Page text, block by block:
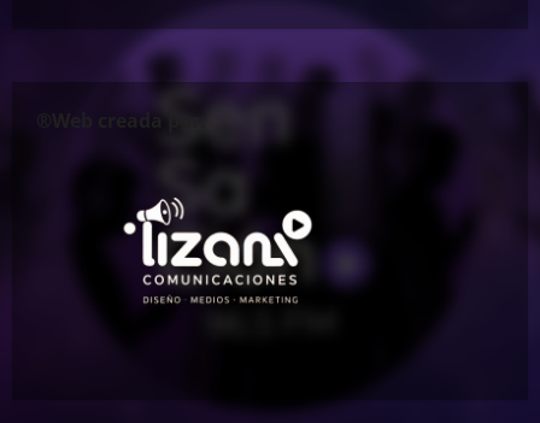
®Web creada por: